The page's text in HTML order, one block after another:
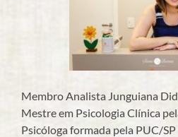
Membro Analista Junguiana
Mestre em Psicologia Clínica
Psicóloga formada pela